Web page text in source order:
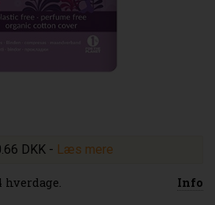
DKK - Læs mere
hverdage. Info